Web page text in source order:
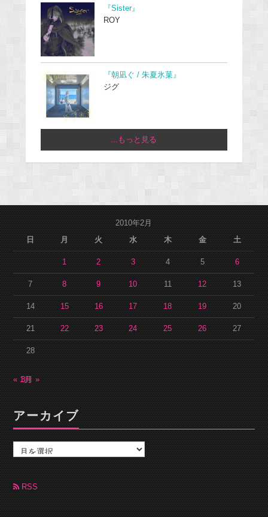
『Sister』
ROY
『朝凪ぐ / 朱夏氷菓』
ジグ
...もっと見る
2010年2月
日
月 火 水 木 金 土
1 2 3 4 5 6
7 8 9 10 11 12 13
14 15 16 17 18 19 20
21 22 23 24 25 26 27
28
« 1月3月 »
アーカイブ
カ
ブ RSS